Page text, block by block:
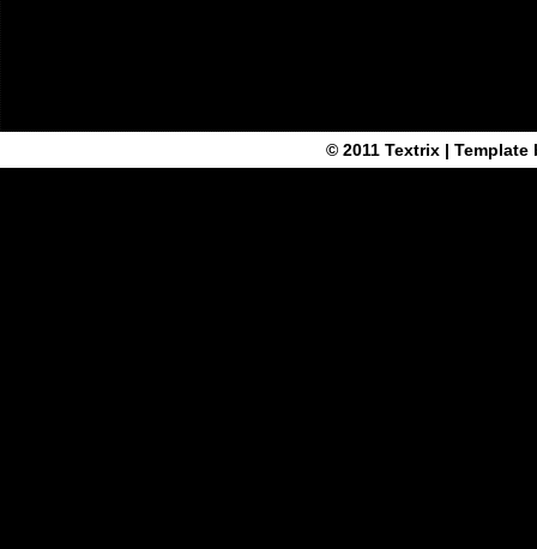
© 2011 Textrix| Template